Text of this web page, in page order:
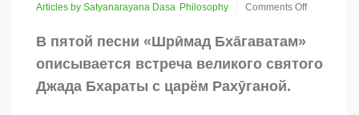
Articles by Satyanarayana Dasa Philosophy
Comments Off
положение
и
трансцендентное
тело
В пятой песни «Шрӣмад Бхāгаватам»
описывается встреча великого святого
Джада Бхараты с царём Рахӯганой.